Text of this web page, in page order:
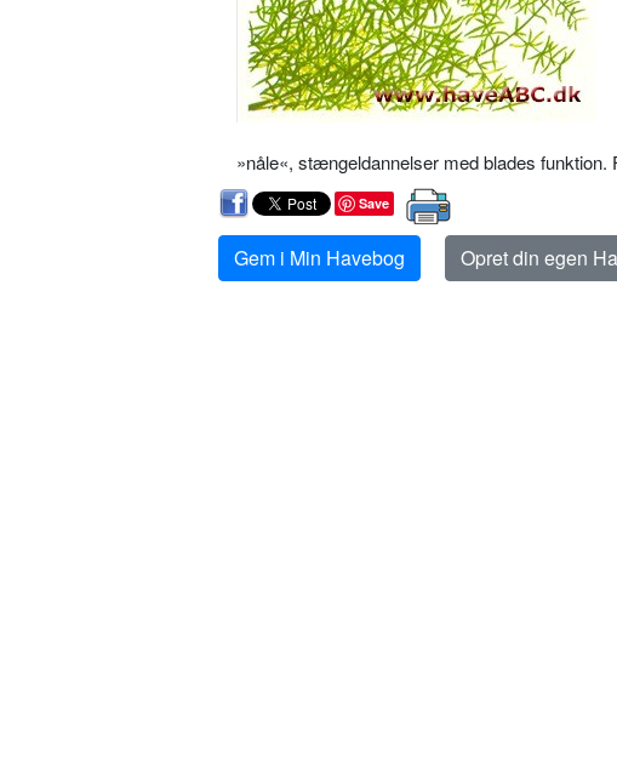
»nåle«, stæn­geldannelser med blades funktion.
Save
Gem i Min Havebog Opret din egen